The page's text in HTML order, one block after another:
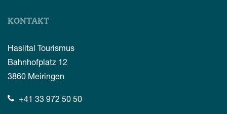
KONTAKT
Haslital Tourismus
Bahnhofplatz 12
3860 Meiringen
+41 33 972 50 50